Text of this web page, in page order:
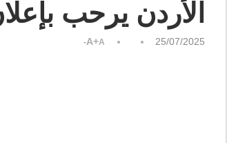
الأردن يرحب
25/07/2025
A+A-